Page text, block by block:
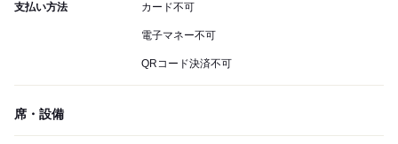
支払い方法 カード不可
電子マネー不可
QRコード決済不可
席・設備